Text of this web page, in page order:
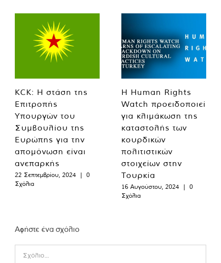
KCK: Η στάση της
Επιτροπής
Υπουργών του
Συμβουλίου της
Ευρώπης για την
απομόνωση είναι
ανεπαρκής
22 Σεπτεμβρίου, 2024 |
0
Σχόλια
Η Human Rights
Watch προειδοποιεί
για κλιμάκωση της
καταστολής των
κουρδικών
πολιτιστικών
στοιχείων στην
Τουρκία
16 Αυγούστου, 2024 |
0
Σχόλια
Αφήστε ένα σχόλιο